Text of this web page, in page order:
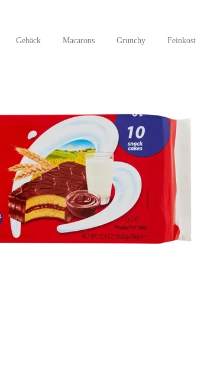
Gebäck Macarons Grunchy Feinkost